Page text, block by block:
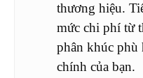
thương hiệu.
mức chi phí từ
phân khúc phù
chính của bạn.